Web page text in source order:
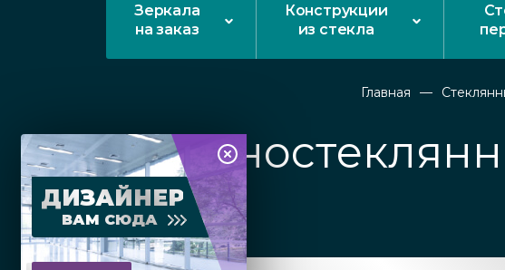
Зеркала
на заказ
Конструкции
из стекла
Главная
ДИЗАЙНЕР
ВАМ СЮДА